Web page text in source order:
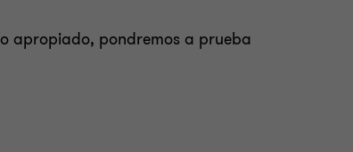
apropiado, pondremos a prueba